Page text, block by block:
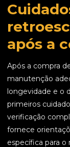
após a
Após a compra
manutenção
longevidade e o
primeiros
verificação
fornece
específica para o